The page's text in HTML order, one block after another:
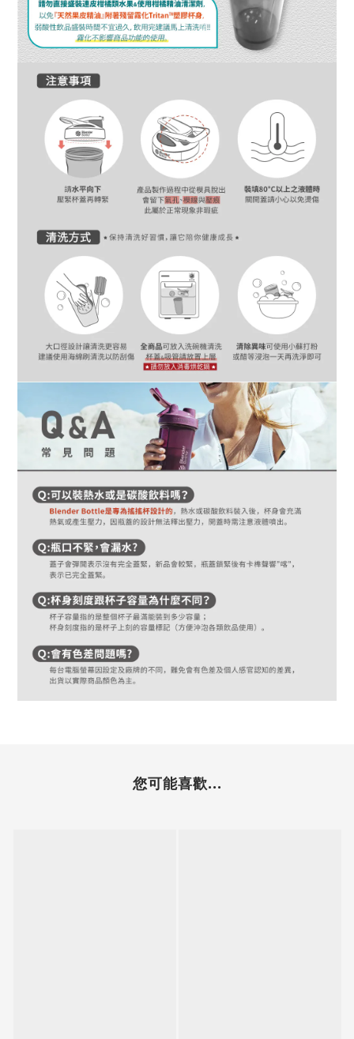
您可能喜歡...